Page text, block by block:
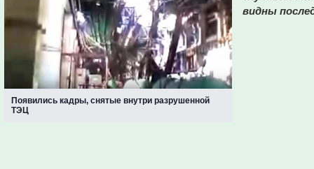
Появились кадры, снятые внутри разрушенной
ТЭЦ
видны